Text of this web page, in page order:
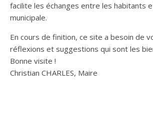
facilite les échanges entre les habitants
municipale.
En cours de finition, ce site a besoin de
réflexions et suggestions qui sont les
Bonne visite !
Christian CHARLES, Maire